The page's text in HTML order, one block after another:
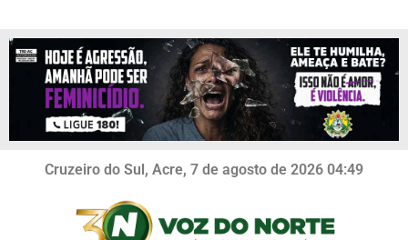
Cruzeiro do Sul, Acre, 7 de agosto de 2026 04:49